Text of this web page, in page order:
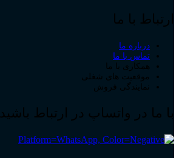
ارتباط با ما
درباره ما
تماس با ما
همکاری با ما
موقعیت های شغلی
نمایندگی فروش
با ما در واتساپ در ارتباط باشید